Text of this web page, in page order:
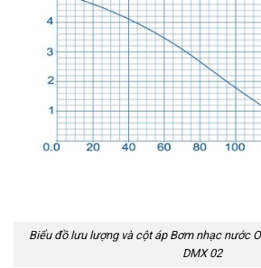
Biểu đồ lưu lượng và cột áp Bơm nhạc nước
DMX 02